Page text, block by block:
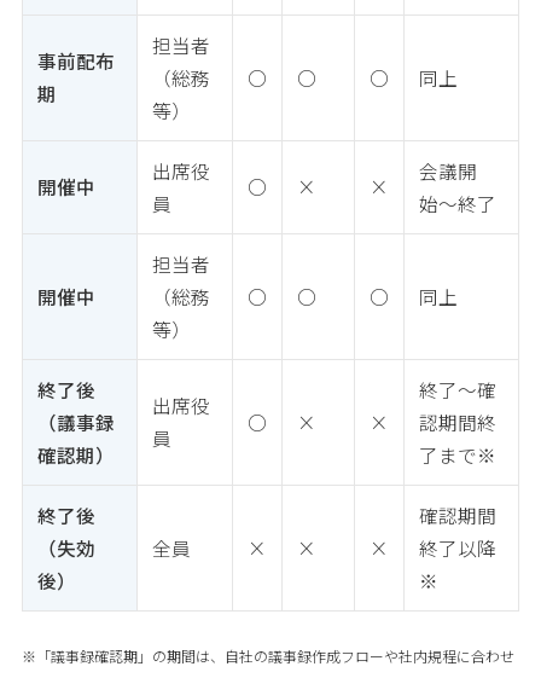
事前配布
期
担当者
（総務
等）
○ ○ ○ 同上
開催中
出席役
員
○ × ×
会議開
始〜終了
開催中
担当者
（総務
等）
○ ○ ○ 同上
終了後
（議事録
確認期）
出席役
員
○ × ×
終了〜確
認期間終
了まで※
終了後
（失効
後）
全員 × × ×
確認期間
終了以降
※
※「議事録確認期」の期間は、自社の議事録作成フローや社内規程に合わせ